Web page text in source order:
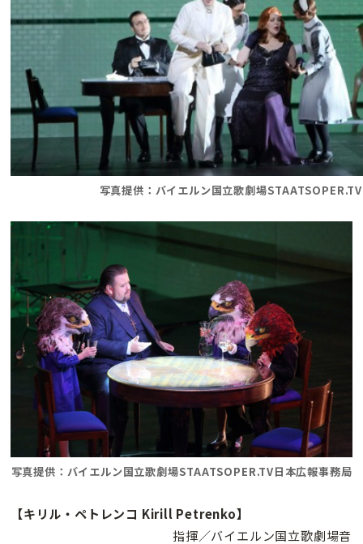
写真提供：バイエルン国立歌劇場
写真提供：バイエルン国立歌劇場STAATSOPER.TV日本広報事務局
【キリル・ペトレンコ Kirill Petrenko】
指揮／バイエルン国立歌劇場音